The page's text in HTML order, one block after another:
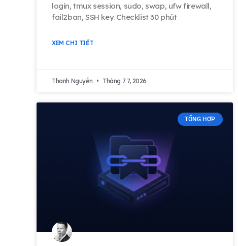
login, tmux session, sudo, swap, ufw firewall,
fail2ban, SSH key. Checklist 30 phút
XEM CHI TIẾT
Thanh Nguyễn Tháng 7 7, 2026
TỔNG HỢP